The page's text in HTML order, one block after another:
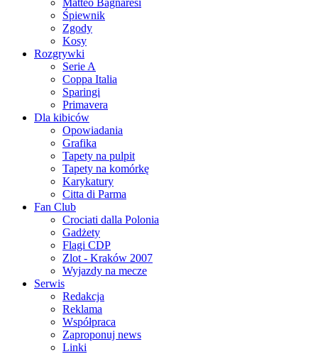
Matteo Bagnaresi
Śpiewnik
Zgody
Kosy
Rozgrywki
Serie A
Coppa Italia
Sparingi
Primavera
Dla kibiców
Opowiadania
Grafika
Tapety na pulpit
Tapety na komórkę
Karykatury
Citta di Parma
Fan Club
Crociati dalla Polonia
Gadżety
Flagi CDP
Zlot - Kraków 2007
Wyjazdy na mecze
Serwis
Redakcja
Reklama
Współpraca
Zaproponuj news
Linki